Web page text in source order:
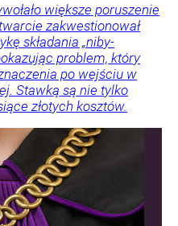
większe poruszenie
zakwestionował
składania „niby-
problem, który
po wejściu w
Stawką są nie tylko
złotych kosztów.